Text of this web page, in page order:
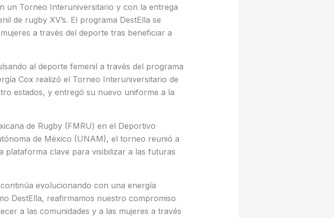
un Torneo Interuniversitario y con la entrega
de rugby XV’s. El programa DestElla se
a través del deporte tras beneficiar a
al deporte femenil a través del programa
Cox realizó el Torneo Interuniversitario de
estados, y entregó su nuevo uniforme a la
de Rugby (FMRU) en el Deportivo
de México (UNAM), el torneo reunió a
plataforma clave para visibilizar a las futuras
evolucionando con una energía
DestElla, reafirmamos nuestro compromiso
a las comunidades y a las mujeres a través